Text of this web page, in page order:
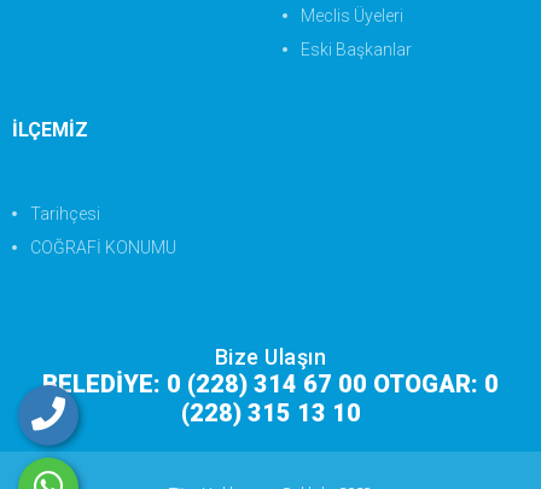
Meclis Üyeleri
Eski Başkanlar
İLÇEMİZ
Tarihçesi
COĞRAFİ KONUMU
Bize Ulaşın
BELEDİYE: 0 (228) 314 67 00 OTOGAR: 0
(228) 315 13 10